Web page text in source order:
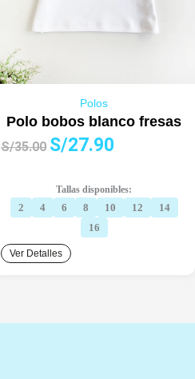
Polos
Polo bobos blanco fresas
S/35.00 El
era:
S/35.00.
S/27.90
es:
S/27.90.
Tallas disponibles:
2 4 6 8 10 12
14
16
Ver Detalles